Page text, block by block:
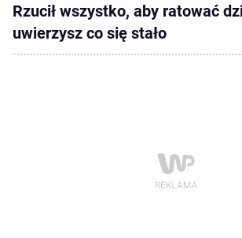
Rzucił wszystko, aby ratować
uwierzysz co się stało